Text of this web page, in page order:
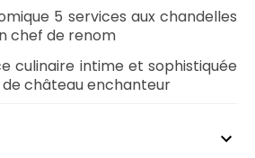
5 services aux chandelles
chef de renom
culinaire intime et sophistiquée
château enchanteur